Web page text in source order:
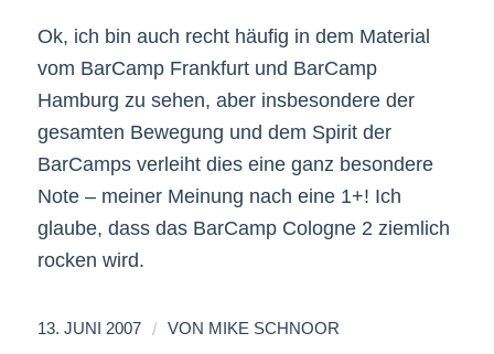
Ok, ich bin auch recht häufig in dem Material
vom BarCamp Frankfurt und BarCamp
Hamburg zu sehen, aber insbesondere der
gesamten Bewegung und dem Spirit der
BarCamps verleiht dies eine ganz besondere
Note – meiner Meinung nach eine 1+! Ich
glaube, dass das BarCamp Cologne 2 ziemlich
rocken wird.
13. JUNI 2007 / VON MIKE SCHNOOR